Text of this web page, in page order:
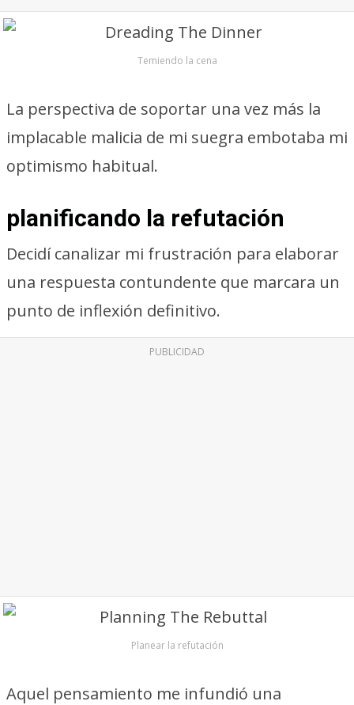
Temiendo la cena
La perspectiva de soportar una vez más la
implacable malicia de mi suegra embotaba mi
optimismo habitual.
planificando la refutación
Decidí canalizar mi frustración para elaborar
una respuesta contundente que marcara un
punto de inflexión definitivo.
PUBLICIDAD
Planear la refutación
Aquel pensamiento me infundió una